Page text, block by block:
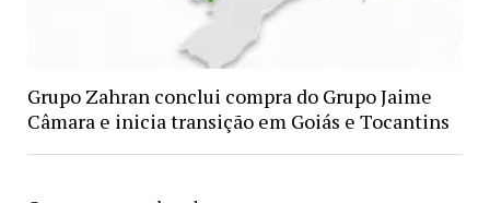
Grupo Zahran conclui compra do Grupo Jaime
Câmara e inicia transição em Goiás e Tocantins